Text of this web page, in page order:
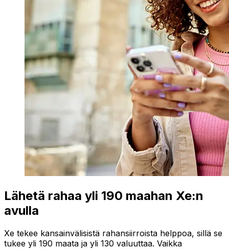
Lähetä rahaa yli 190 maahan Xe:n
avulla
Xe tekee kansainvälisistä rahansiirroista helppoa, sillä se
tukee yli 190 maata ja yli 130 valuuttaa. Vaikka